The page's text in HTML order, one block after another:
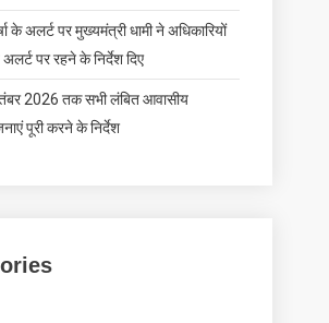
के अलर्ट पर मुख्यमंत्री धामी ने अधिकारियों
अलर्ट पर रहने के निर्देश दिए
2026 तक सभी लंबित आवासीय
पूरी करने के निर्देश